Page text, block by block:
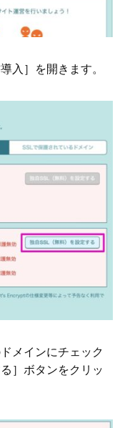
入］を開きます。
メインにチェック
］ボタンをクリッ